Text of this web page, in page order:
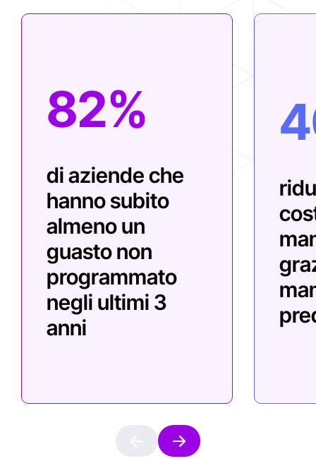
82%
di aziende che
hanno subito
almeno un
guasto non
programmato
negli ultimi 3
anni